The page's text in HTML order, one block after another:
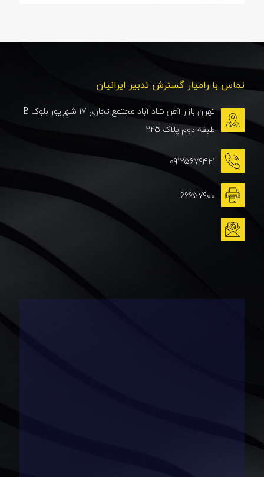
تماس با رامیار گسترش تدبیر ایرانیان
تهران بازار آهن شاد آباد مجتمع تجاری 17 شهریور بلوک B
طبقه دوم پلاک 225
09125679421
66657900